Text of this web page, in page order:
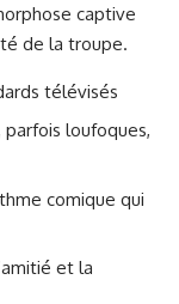
captive
de la troupe.
télévisés
parfois loufoques,
comique qui
et la